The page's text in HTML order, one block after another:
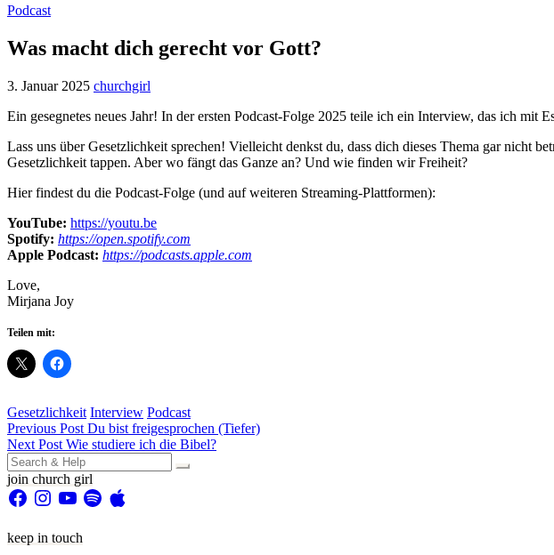
Podcast
Was macht dich gerecht vor Gott?
3. Januar 2025 churchgirl
Ein gesegnetes neues Jahr! In der ersten Podcast-Folge 2025 teile ich ein Interview, das ich mit
Lass uns über Gesetzlichkeit sprechen! Vielleicht denkst du, dass dich dieses Thema gar nicht
Gesetzlichkeit tappen. Aber wo fängt das Ganze an? Und wie finden wir Freiheit?
Hier findest du die Podcast-Folge (und auf weiteren Streaming-Plattformen):
YouTube: https://youtu.be
Spotify: https://open.spotify.com
Apple Podcast: https://podcasts.apple.com
Love,
Mirjana Joy
Teilen mit:
Gesetzlichkeit Interview Podcast
Beitragsnavigation
Previous Post Du bist freigesprochen (Tiefer)
Next Post Wie studiere ich die Bibel?
Search
for:
join church girl
FacebookInstagram
YouTubeSpotifyApple
keep in touch